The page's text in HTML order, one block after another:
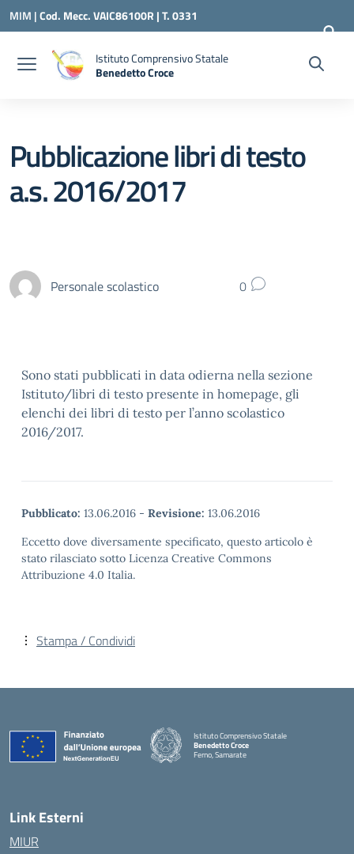
Vai ai contenuti
Vai al menu di navigazione
Vai al footer
MIM |Cod. Mecc. VAIC86100R | T. 0331
240260 | VAIC86100R@ISTRUZIONE.IT
Istituto Comprensivo Statale
Benedetto Croce
Pubblicazione libri di testo
a.s. 2016/2017
Personale scolastico 0
Sono stati pubblicati in data odierna nella sezione
Istituto/libri di testo presente in homepage, gli
elenchi dei libri di testo per l’anno scolastico
2016/2017.
Pubblicato: 13.06.2016 - Revisione: 13.06.2016
Eccetto dove diversamente specificato, questo articolo è
stato rilasciato sotto Licenza Creative Commons
Attribuzione 4.0 Italia.
Stampa / Condividi
Istituto Comprensivo Statale
Benedetto Croce
Ferno, Samarate
Link Esterni
MIUR